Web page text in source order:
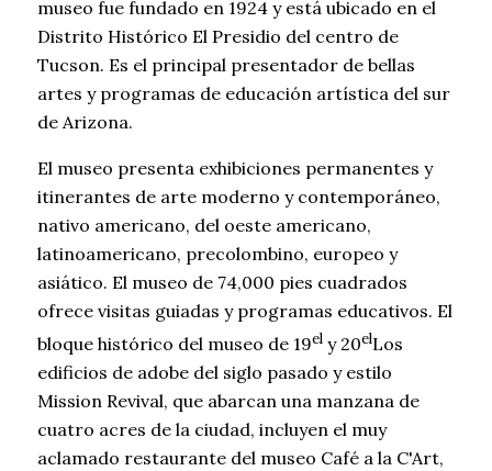
museo fue fundado en 1924 y está ubicado en el
Distrito Histórico El Presidio del centro de
Tucson. Es el principal presentador de bellas
artes y programas de educación artística del sur
de Arizona.
El museo presenta exhibiciones permanentes y
itinerantes de arte moderno y contemporáneo,
nativo americano, del oeste americano,
latinoamericano, precolombino, europeo y
asiático. El museo de 74,000 pies cuadrados
ofrece visitas guiadas y programas educativos. El
bloque histórico del museo de 19ely 20elLos
edificios de adobe del siglo pasado y estilo
Mission Revival, que abarcan una manzana de
cuatro acres de la ciudad, incluyen el muy
aclamado restaurante del museo Café a la C'Art,